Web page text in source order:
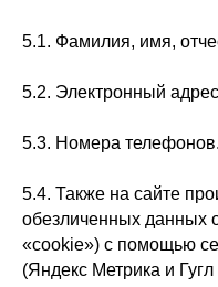
5.1. Фамилия, имя,
5.2. Электронный
5.3. Номера телефонов.
5.4. Также на сайте
обезличенных данных
«cookie») с помощью
(Яндекс Метрика и